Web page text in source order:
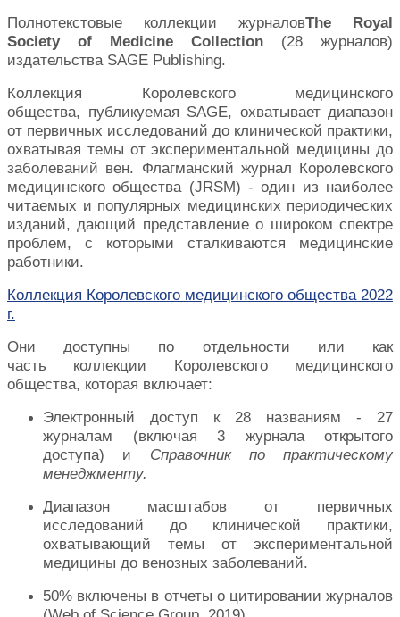
Полнотекстовые
коллекции журналовThe Royal
Society of Medicine Collection (28 журналов)
издательстваSAGE Publishing.
Коллекция Королевского медицинского
общества, публикуемая SAGE, охватывает диапазон
от первичных исследований до клинической практики,
охватывая темы от экспериментальной медицины до
заболеваний вен. Флагманский журнал Королевского
медицинского общества (JRSM) - один из наиболее
читаемых и популярных медицинских периодических
изданий, дающий представление о широком спектре
проблем, с которыми сталкиваются медицинские
работники.
Коллекция Королевского медицинского общества 2022
г.
Они доступны по отдельности или как
часть коллекции Королевского медицинского
общества, которая включает:
Электронный доступ к 28 названиям - 27
журналам (включая 3 журнала открытого
доступа) и Справочник по практическому
менеджменту.
Диапазон масштабов от первичных
исследований до клинической практики,
охватывающий темы от экспериментальной
медицины до венозных заболеваний.
50% включены в отчеты о цитировании журналов